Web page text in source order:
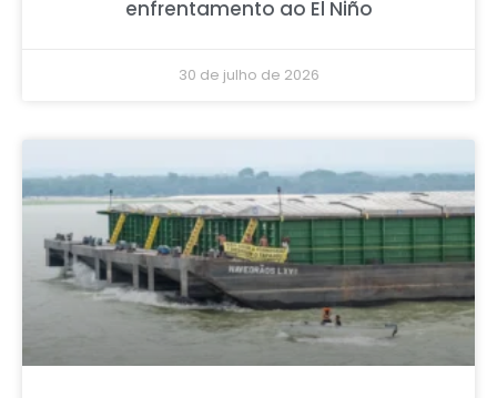
enfrentamento ao El Niño
30 de julho de 2026